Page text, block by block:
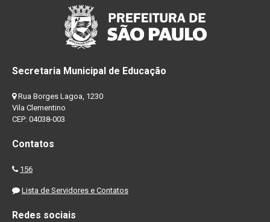
Secretaria Municipal de Educação
Rua Borges Lagoa, 1230
Vila Clementino
CEP: 04038-003
Contatos
156
Lista de Servidores e Contatos
Redes sociais